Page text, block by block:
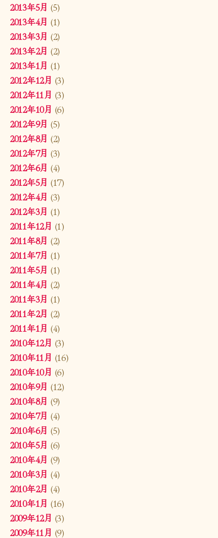
2013年5月 (5)
2013年4月 (1)
2013年3月 (2)
2013年2月 (2)
2013年1月 (1)
2012年12月 (3)
2012年11月 (3)
2012年10月 (6)
2012年9月 (5)
2012年8月 (2)
2012年7月 (3)
2012年6月 (4)
2012年5月 (17)
2012年4月 (3)
2012年3月 (1)
2011年12月 (1)
2011年8月 (2)
2011年7月 (1)
2011年5月 (1)
2011年4月 (2)
2011年3月 (1)
2011年2月 (2)
2011年1月 (4)
2010年12月 (3)
2010年11月 (16)
2010年10月 (6)
2010年9月 (12)
2010年8月 (9)
2010年7月 (4)
2010年6月 (5)
2010年5月 (6)
2010年4月 (9)
2010年3月 (4)
2010年2月 (4)
2010年1月 (16)
2009年12月 (3)
2009年11月 (9)